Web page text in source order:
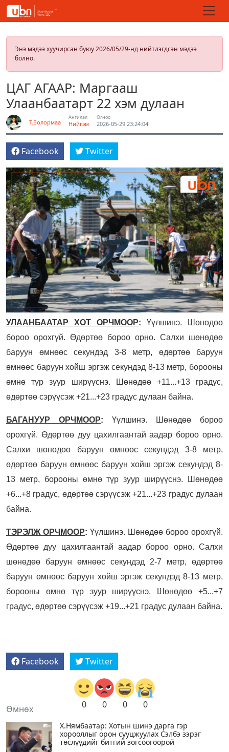
Энэ мэдээ хуучирсан буюу 2026/05/29-нд нийтлэгдсэн мэдээ
болно.
ЦАГ АГААР: Маргааш
Улаанбаатарт 22 хэм дулаан
Т.Болормаа
Ангилал
Нийгэм
Огноо
2026-05-29 23:24:04
Facebook Twitter
УЛААНБААТАР ХОТ ОРЧМООР: Үүлшинэ. Шөнөдөө
бороо орохгүй. Өдөртөө бороо орно. Салхи шөнөдөө
баруун өмнөөс секундэд 3-8 метр, өдөртөө баруун
өмнөөс баруун хойш эргэж секундэд 8-13 метр, борооны
өмнө түр зуур ширүүснэ. Шөнөдөө +11...+13 градус,
өдөртөө сэрүүсэж +21...+23 градус дулаан байна.
БАГАНУУР ОРЧМООР: Үүлшинэ. Шөнөдөө бороо
орохгүй. Өдөртөө дуу цахилгаантай аадар бороо орно.
Салхи шөнөдөө баруун өмнөөс секундэд 3-8 метр,
өдөртөө баруун өмнөөс баруун хойш эргэж секундэд 8-
13 метр, борооны өмнө түр зуур ширүүснэ. Шөнөдөө
+6...+8 градус, өдөртөө сэрүүсэж +21...+23 градус дулаан
байна.
ТЭРЭЛЖ ОРЧМООР: Үүлшинэ. Шөнөдөө бороо орохгүй.
Өдөртөө дуу цахилгаантай аадар бороо орно. Салхи
шөнөдөө баруун өмнөөс секундэд 2-7 метр, өдөртөө
баруун өмнөөс баруун хойш эргэж секундэд 8-13 метр,
борооны өмнө түр зуур ширүүснэ. Шөнөдөө +5...+7
градус, өдөртөө сэрүүсэж +19...+21 градус дулаан байна.
Facebook Twitter
0 0 0 0
Өмнөх
Х.Нямбаатар: Хотын шинэ дарга гэр
хорооллыг орон сууцжуулах Сэлбэ зэрэг
төслүүдийг битгий зогсоогоорой